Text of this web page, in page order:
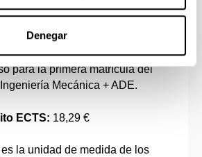
Denegar
de pago y becas
presentan los precios públicos
para la primera matrícula del
Mecánica + ADE.
ECTS: 18,29 €
la unidad de medida de los